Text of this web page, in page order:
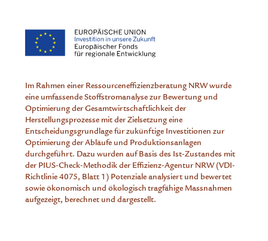
Im Rahmen einer Ressourceneffizienzberatung NRW wurde
eine umfassende Stoffstromanalyse zur Bewertung und
Optimierung der Gesamtwirtschaftlichkeit der
Herstellungsprozesse mit der Zielsetzung eine
Entscheidungsgrundlage für zukünftige Investitionen zur
Optimierung der Abläufe und Produktionsanlagen
durchgeführt. Dazu wurden auf Basis des Ist-Zustandes mit
der PIUS-Check-Methodik der Effizienz-Agentur NRW (VDI-
Richtlinie 4075, Blatt 1) Potenziale analysiert und bewertet
sowie ökonomisch und ökologisch tragfähige Massnahmen
aufgezeigt, berechnet und dargestellt.